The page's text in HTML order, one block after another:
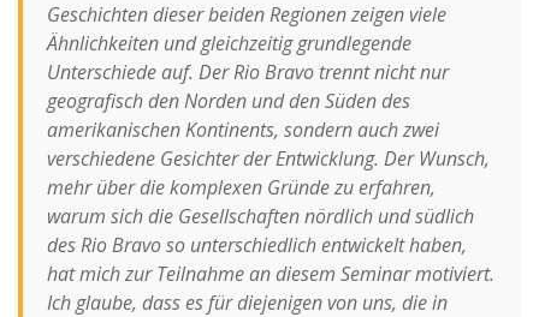
Geschichten dieser beiden Regionen zeigen viele
Ähnlichkeiten und gleichzeitig grundlegende
Unterschiede auf. Der Rio Bravo trennt nicht nur
geografisch den Norden und den Süden des
amerikanischen Kontinents, sondern auch zwei
verschiedene Gesichter der Entwicklung. Der Wunsch,
mehr über die komplexen Gründe zu erfahren,
warum sich die Gesellschaften nördlich und südlich
des Rio Bravo so unterschiedlich entwickelt haben,
hat mich zur Teilnahme an diesem Seminar motiviert.
Ich glaube, dass es für diejenigen von uns, die in